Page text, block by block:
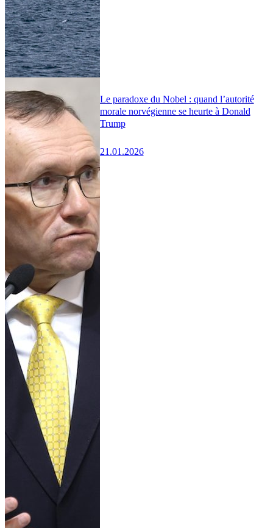
Le paradoxe du Nobel : quand l’autorité
morale norvégienne se heurte à Donald
Trump
21.01.2026